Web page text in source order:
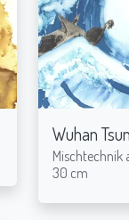
Wuhan
Mischtechnik
30 cm